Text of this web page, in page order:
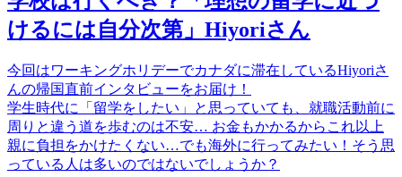
けるには自分次第」Hiyoriさん
今回はワーキングホリデーでカナダに滞在しているHiyoriさ
んの帰国直前インタビューをお届け！
学生時代に「留学をしたい」と思っていても、就職活動前に
周りと違う道を歩むのは不安… お金もかかるからこれ以上
親に負担をかけたくない…でも海外に行ってみたい！そう思
っている人は多いのではないでしょうか？